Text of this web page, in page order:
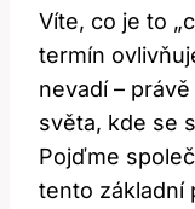
Víte, co je to
termín
nevadí –
světa, kde se
Pojďme
tento základní